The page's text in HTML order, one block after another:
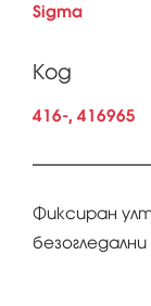
Sigma
Код
416-, 416965
Фиксиран